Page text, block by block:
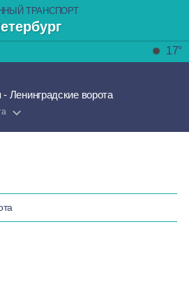
ТРАНСПОРТ
17°
Ленинградские ворота